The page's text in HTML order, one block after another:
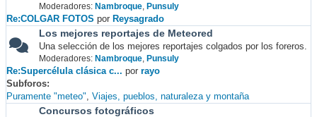
Moderadores: Nambroque, Punsuly
Re:COLGAR FOTOS por Reysagrado
Los mejores reportajes de Meteored
Una selección de los mejores reportajes colgados por los foreros.
Moderadores: Nambroque, Punsuly
Re:Supercélula clásica c... por rayo
Subforos
Puramente "meteo" Viajes, pueblos, naturaleza y montaña
Concursos fotográficos